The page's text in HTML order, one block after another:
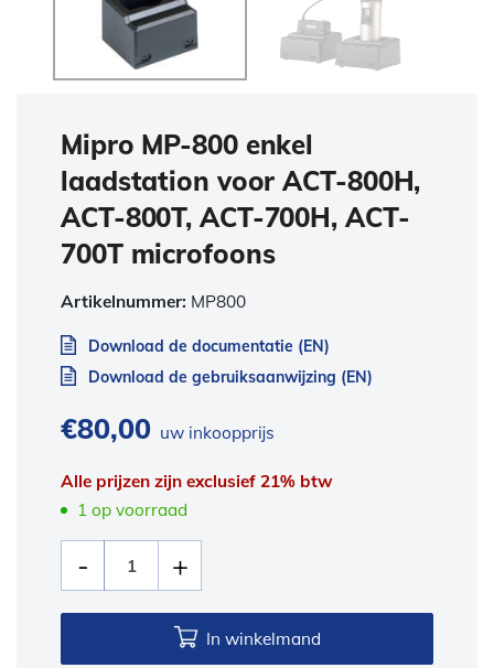
Mipro MP-800 enkel
laadstation voor ACT-800H,
ACT-800T, ACT-700H, ACT-
700T microfoons
Artikelnummer: MP800
Download de documentatie (EN)
Download de gebruiksaanwijzing (EN)
€80,00 uw inkoopprijs
Alle prijzen zijn exclusief 21% btw
1 op voorraad
In winkelmand